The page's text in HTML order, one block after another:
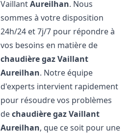
VaillantAureilhan. Nous
sommes à votre disposition
24h/24 et 7j/7 pour répondre à
vos besoins en matière de
chaudière gaz Vaillant
Aureilhan. Notre équipe
d'experts intervient rapidement
pour résoudre vos problèmes
dechaudière gaz Vaillant
Aureilhan, que ce soit pour une